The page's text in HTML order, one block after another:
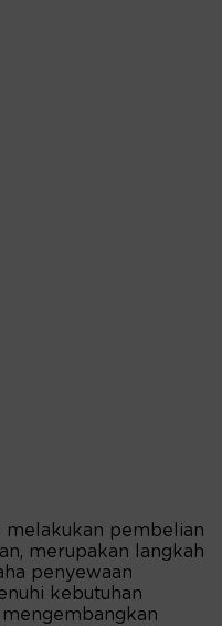
melakukan pembelian
merupakan langkah
penyewaan
kebutuhan